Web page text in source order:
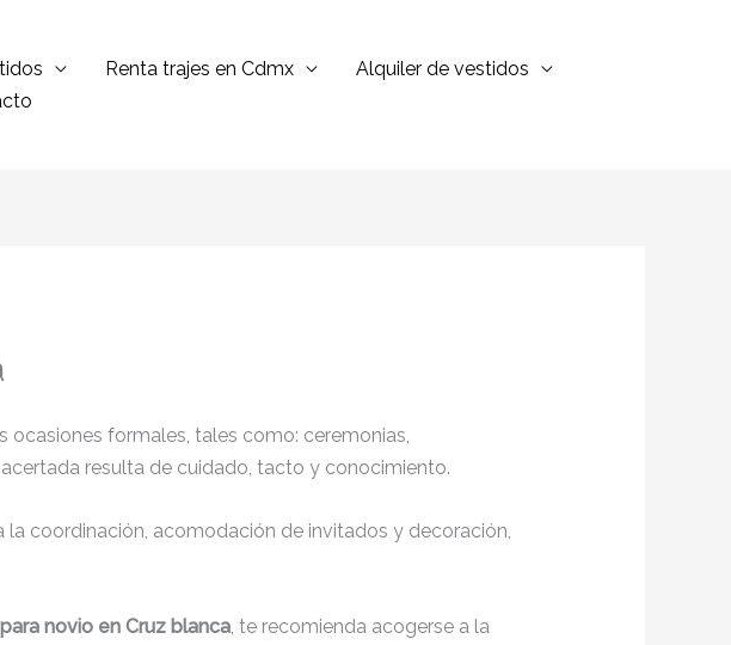
Renta trajes en Cdmx
Alquiler de vestidos
ocasiones formales, tales como: ceremonias,
resulta de cuidado, tacto y conocimiento.
coordinación, acomodación de invitados y decoración,
novio en Cruz blanca, te recomienda acogerse a la